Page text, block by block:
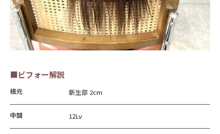
■ビフォー解説
根元 新生部 2cm
中間 12Lv